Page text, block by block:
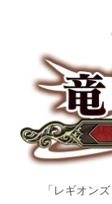
「レギオン